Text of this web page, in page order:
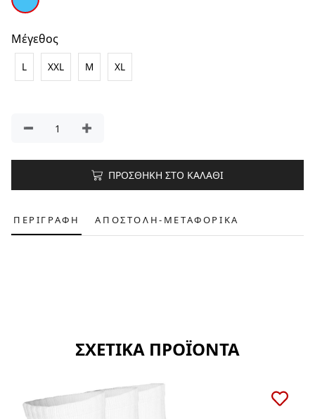
Μέγεθος
L XXL M XL
ΠΡΟΣΘΗΚΗ ΣΤΟ ΚΑΛΑΘΙ
ΠΕΡΙΓΡΑΦΗ ΑΠΟΣΤΟΛΗ-ΜΕΤΑΦΟΡΙΚΑ
ΣΧΕΤΙΚΑ ΠΡΟΪΟΝΤΑ